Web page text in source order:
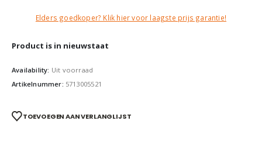
Elders goedkoper? Klik hier voor laagste prijs garantie!
Product is in nieuwstaat
Availability: Uit voorraad
Artikelnummer: 5713005521
TOEVOEGEN AAN VERLANGLIJST